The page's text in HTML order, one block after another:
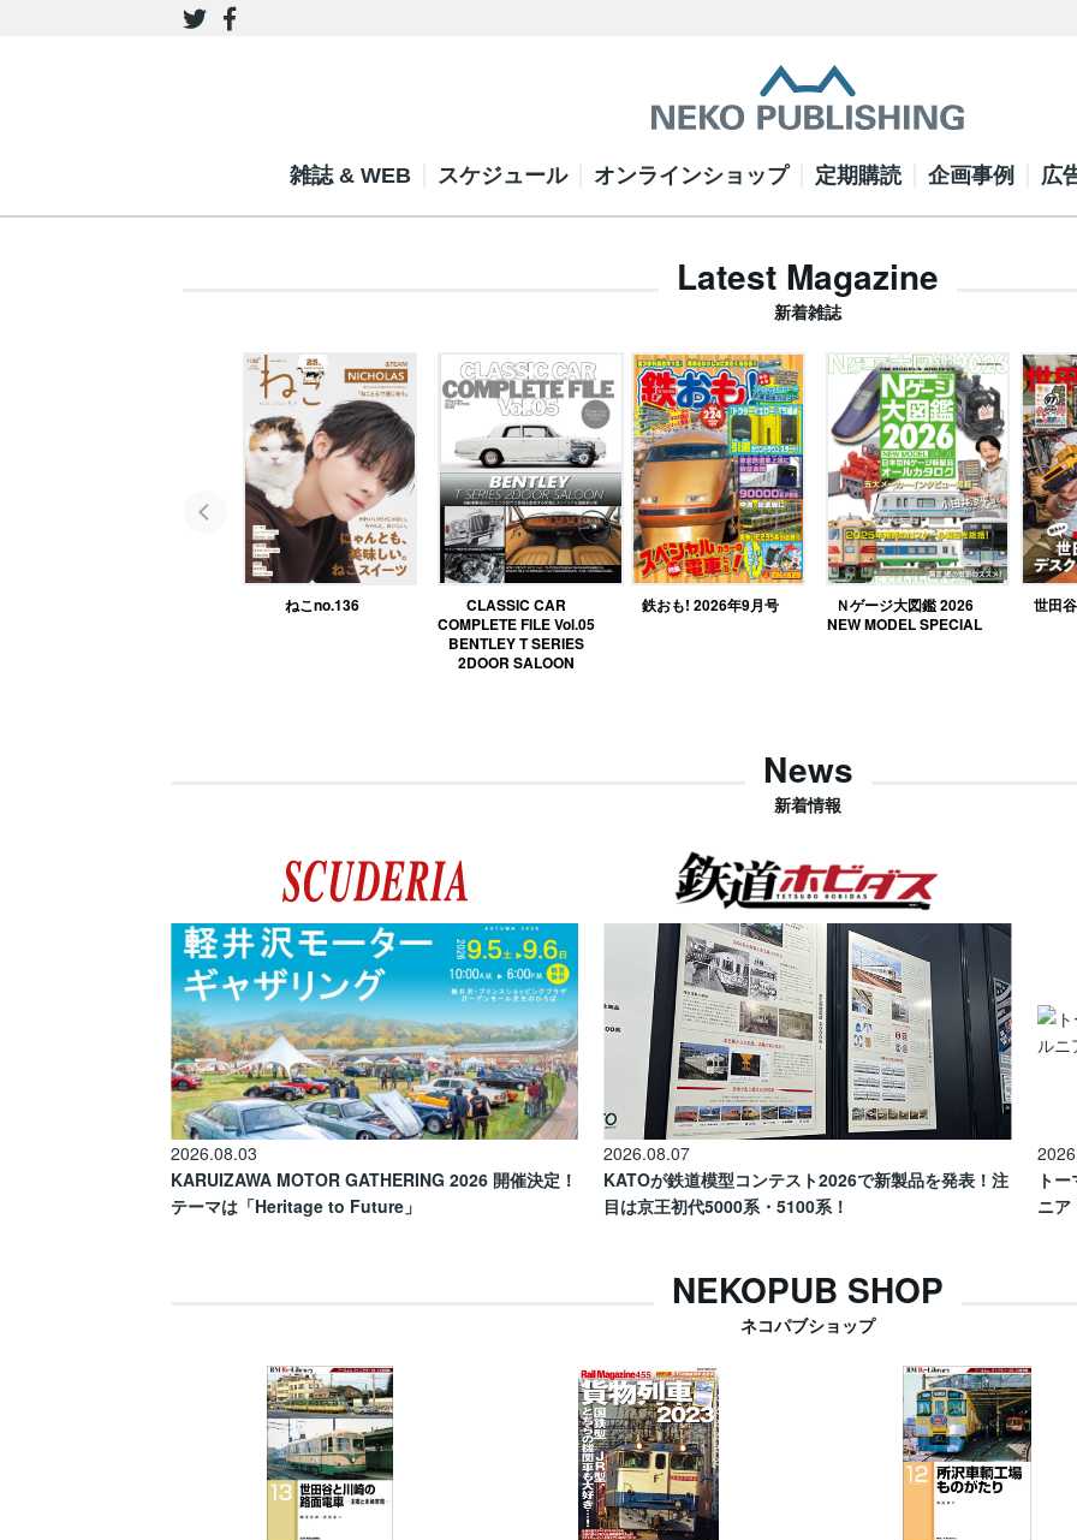
雑誌 & WEB スケジュール オンラインショップ 定期購読 企画事例 広
Latest Magazine
新着雑誌
ねこno.136
CLASSIC CAR
COMPLETE FILE Vol.05
BENTLEY T SERIES
2DOOR SALOON
鉄おも! 2026年9月号
Ｎゲージ大図鑑 2026
NEW MODEL SPECIAL
世田
News
新着情報
2026.08.03
KARUIZAWA MOTOR GATHERING 2026 開催決定！
テーマは「Heritage to Future」
2026.08.07
KATOが鉄道模型コンテスト2026で新製品を発表！注
目は京王初代5000系・5100系！
ト
ニア
NEKOPUB SHOP
ネコパブショップ